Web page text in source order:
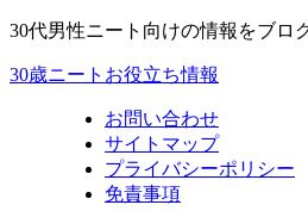
30代男性ニート向けの情報をブロ
30歳ニートお役立ち情報
お問い合わせ
サイトマップ
プライバシーポリシー
免責事項